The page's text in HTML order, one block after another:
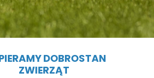
DOBROSTAN
ZWIERZĄT